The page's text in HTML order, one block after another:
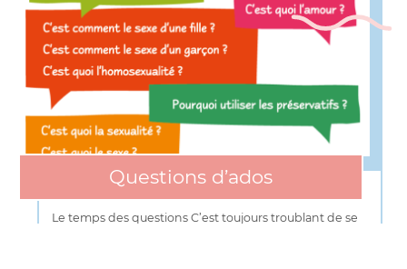
Questions d’ados
Le temps des questions C’est toujours troublant de se